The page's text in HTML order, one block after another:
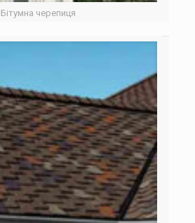
Бітумна черепиця